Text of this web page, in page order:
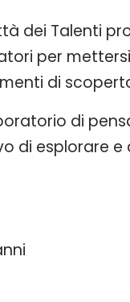
dei Talenti
per
di
di
di esplorare